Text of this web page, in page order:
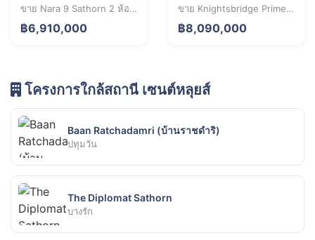
ขาย Nara 9 Sathorn 2 ห้องนอน 74.1 ตร.ม. ราคา 6.91 ล้านบาท
฿6,910,000
ขาย Knightsbridge Prime Sathorn 1 ห้องนอน 33.1 ตร.ม. ราคา 8.09 ล้านบาท
฿8,090,000
โครงการใกล้สถานี เซนต์หลุยส์
Baan Ratchadamri (บ้านราชดำริ)
ปทุมวัน
The Diplomat Sathorn
บางรัก